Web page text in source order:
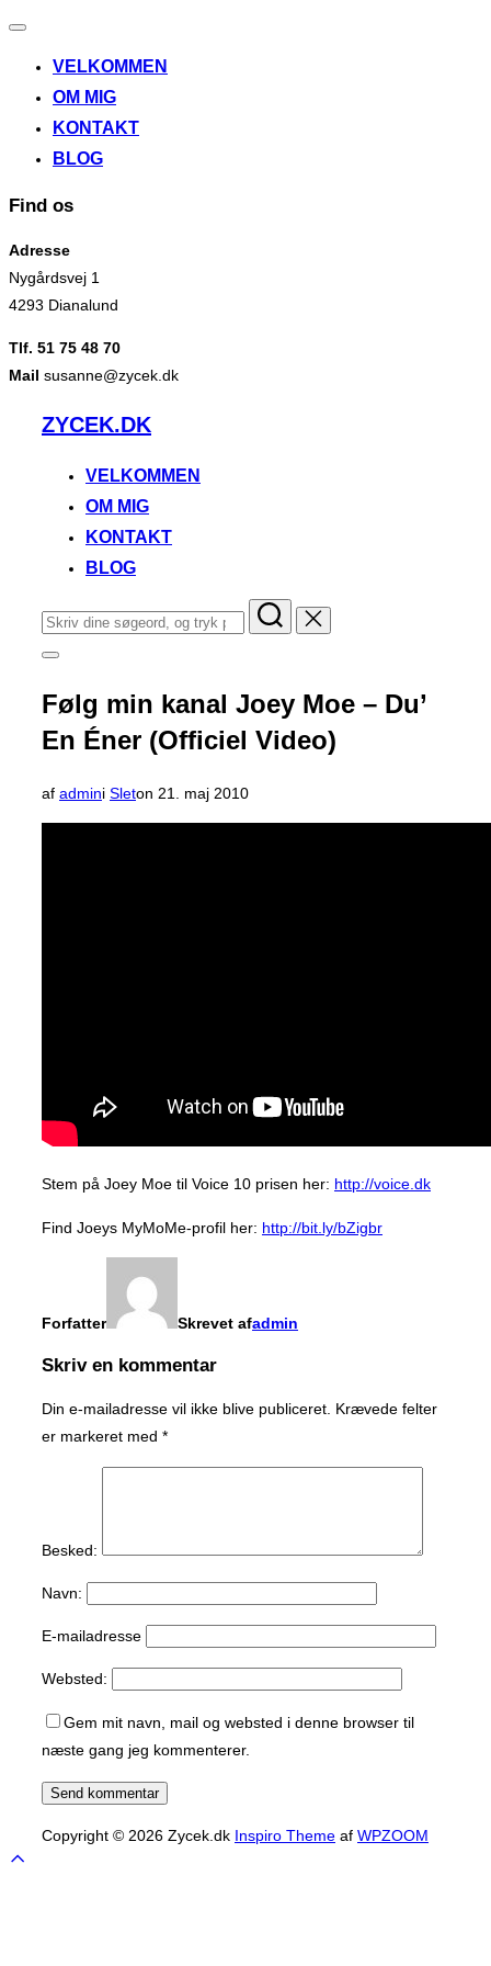
Slå
til/fra
VELKOMMEN
OM MIG
KONTAKT
BLOG
Find os
Adresse
Nygårdsvej 1
4293 Dianalund
Tlf. 51 75 48 70
Mail susanne@zycek.dk
VidereZYCEK.DK
VELKOMMEN
OM MIG
KONTAKT
BLOG
Søg
efter:
Slå
i
sidekolonne
til/fra
Følg min kanal Joey Moe – Du’
En Éner (Officiel Video)
af admini Sleton Udgivet
d.
21. maj 2010
Stem på Joey Moe til Voice 10 prisen her: http://voice.dk
Find Joeys MyMoMe-profil her: http://bit.ly/bZigbr
Forfatter Skrevet afadmin
Skriv en kommentar
Din e-mailadresse vil ikke blive publiceret. Krævede felter
er markeret med *
Besked:
Navn:
E-mailadresse
Websted:
Gem mit navn, mail og websted i denne browser til
næste gang jeg kommenterer.
Copyright © 2026 Zycek.dk Inspiro Theme af WPZOOM